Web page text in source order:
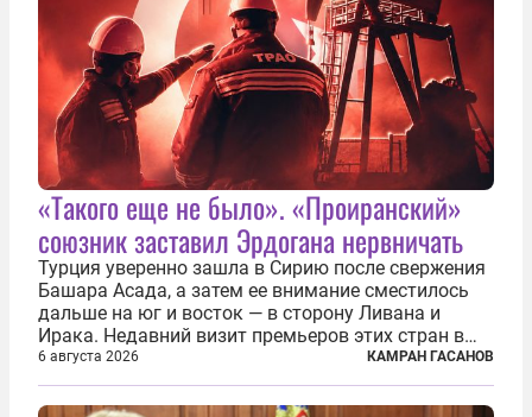
«Такого еще не было». «Проиранский»
союзник заставил Эрдогана нервничать
Турция уверенно зашла в Сирию после свержения
Башара Асада, а затем ее внимание сместилось
дальше на юг и восток — в сторону Ливана и
Ирака. Недавний визит премьеров этих стран в
Анкару, договоры об участии турецкой компании
TPAO в разработке нефти иракского Киркука и
«Дороги развития» подтверждают...
6 августа 2026 КАМРАН ГАСАНОВ